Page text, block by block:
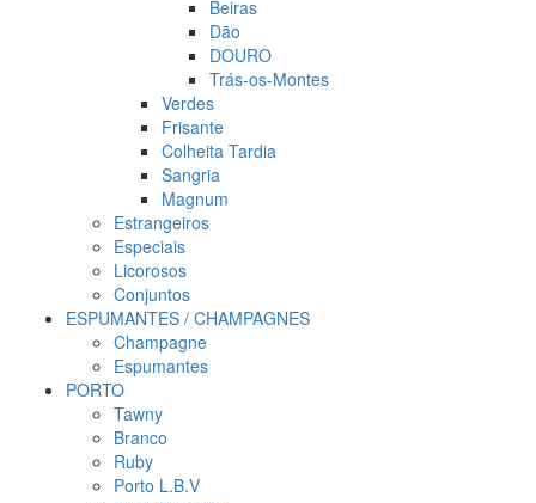
Beiras
Dão
DOURO
Trás-os-Montes
Verdes
Frisante
Colheita Tardia
Sangria
Magnum
Estrangeiros
Especiais
Licorosos
Conjuntos
ESPUMANTES / CHAMPAGNES
Champagne
Espumantes
PORTO
Tawny
Branco
Ruby
Porto L.B.V